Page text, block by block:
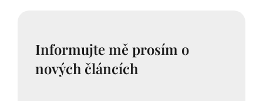
Informujte mě prosím o
nových článcích